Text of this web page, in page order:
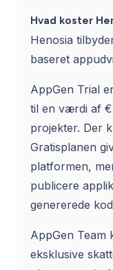
Hvad koster
Henosia
baseret
AppGen Trial
til en værdi af
projekter. Der
Gratisplanen
platformen,
publicere
genererede
AppGen Team
eksklusive